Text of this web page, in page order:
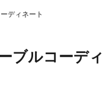
ディネート
ブルコーデ